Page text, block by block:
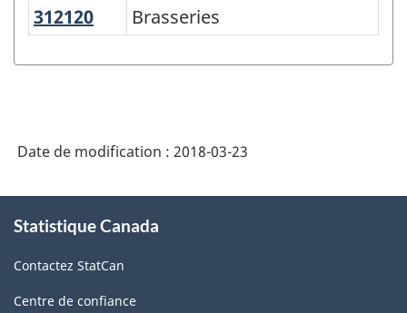
Système
industries
l'Amérique
du
Nord
(SCIAN)
312120 Brasseries
Brasseries
Date de modification : 2018-03-23
propos
ce
site
Statistique Canada
Contactez StatCan
Centre de confiance